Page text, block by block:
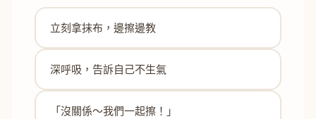
立刻拿抹布，邊擦邊教
深呼吸，告訴自己不生氣
「沒關係～我們一起擦！」